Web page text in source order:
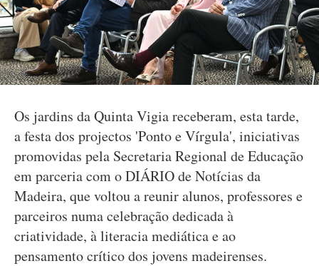
Os jardins da Quinta Vigia receberam, esta tarde,
a festa dos projectos 'Ponto e Vírgula', iniciativas
promovidas pela Secretaria Regional de Educação
em parceria com o DIÁRIO de Notícias da
Madeira, que voltou a reunir alunos, professores e
parceiros numa celebração dedicada à
criatividade, à literacia mediática e ao
pensamento crítico dos jovens madeirenses.